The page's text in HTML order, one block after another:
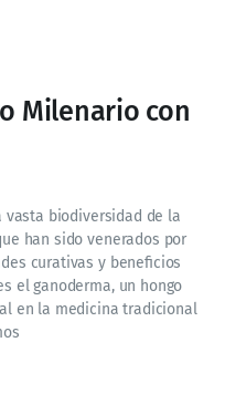
Milenario con
biodiversidad de la
han sido venerados por
curativas y beneficios
el ganoderma, un hongo
en la medicina tradicional